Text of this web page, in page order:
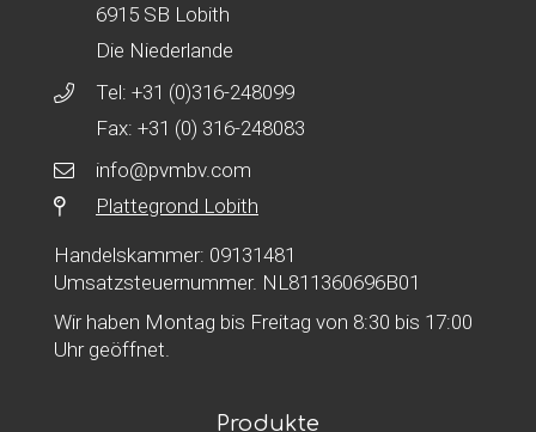
6915 SB Lobith
Die Niederlande
Tel: +31 (0)316-248099
Fax: +31 (0) 316-248083
info@pvmbv.com
Plattegrond Lobith
Handelskammer: 09131481
Umsatzsteuernummer. NL811360696B01
Wir haben Montag bis Freitag von 8:30 bis 17:00
Uhr geöffnet.
Produkte